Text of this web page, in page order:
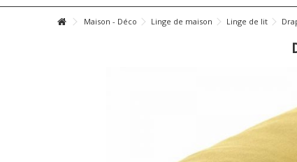
Maison - Déco Linge de maison Linge de lit